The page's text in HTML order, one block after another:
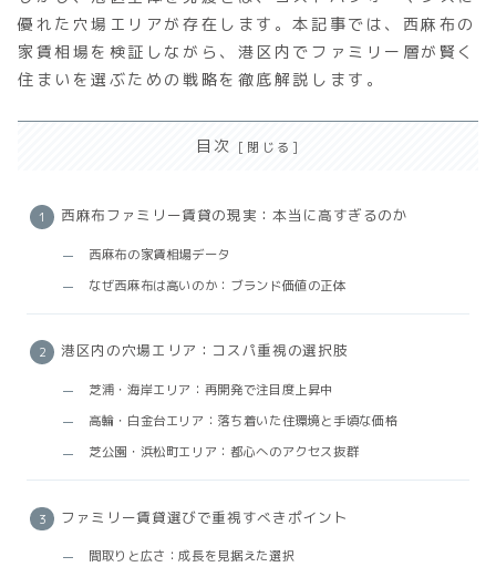
優れた穴場エリアが存在します。本記事では、西麻布の
家賃相場を検証しながら、港区内でファミリー層が賢く
住まいを選ぶための戦略を徹底解説します。
目次
西麻布ファミリー賃貸の現実：本当に高すぎるのか
西麻布の家賃相場データ
なぜ西麻布は高いのか：ブランド価値の正体
港区内の穴場エリア：コスパ重視の選択肢
芝浦・海岸エリア：再開発で注目度上昇中
高輪・白金台エリア：落ち着いた住環境と手頃な価格
芝公園・浜松町エリア：都心へのアクセス抜群
ファミリー賃貸選びで重視すべきポイント
間取りと広さ：成長を見据えた選択